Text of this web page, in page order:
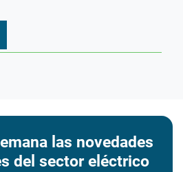
las novedades
del sector eléctrico